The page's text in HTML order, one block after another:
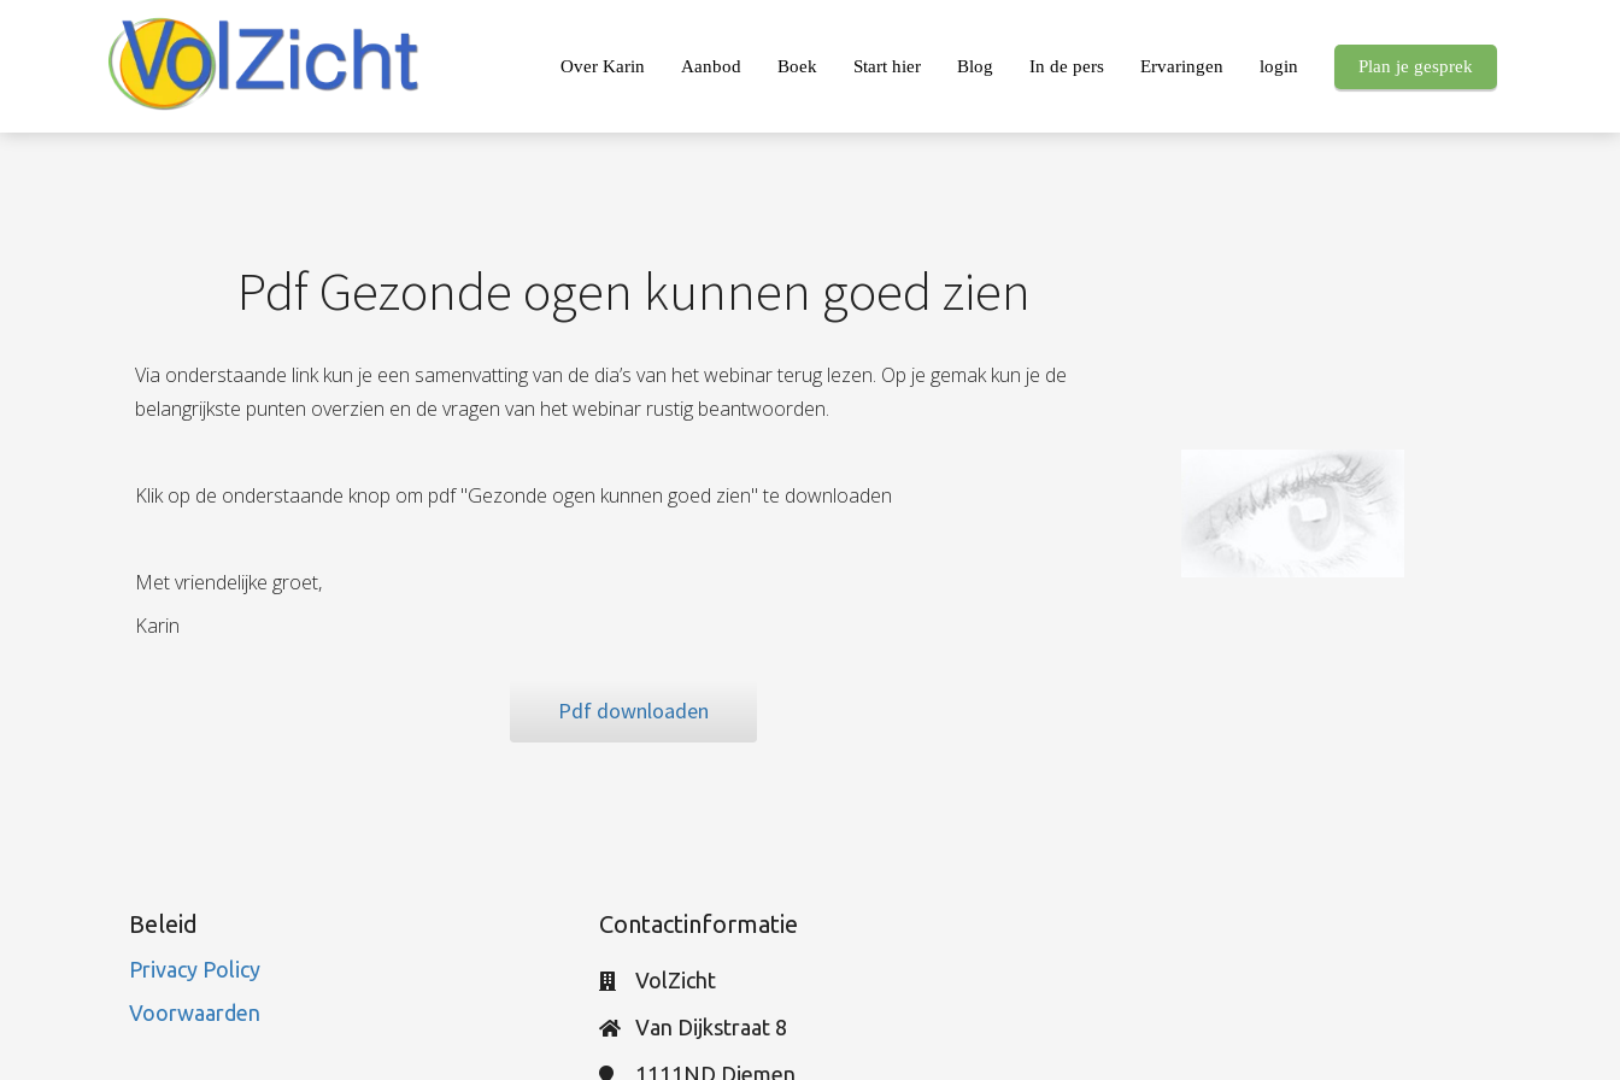
Over Karin Aanbod Boek Start hier Blog In de pers Ervaringen login Plan je gesprek
Pdf Gezonde ogen kunnen goed zien
Via onderstaande link kun je een samenvatting van de dia’s van het webinar terug lezen. Op je gemak kun je de
belangrijkste punten overzien en de vragen van het webinar rustig beantwoorden.
Klik op de onderstaande knop om pdf "Gezonde ogen kunnen goed zien" te downloaden
Met vriendelijke groet,
Karin
Pdf downloaden
Beleid
Privacy Policy
Voorwaarden
Contactinformatie
VolZicht
Van Dijkstraat 8
1111ND Diemen